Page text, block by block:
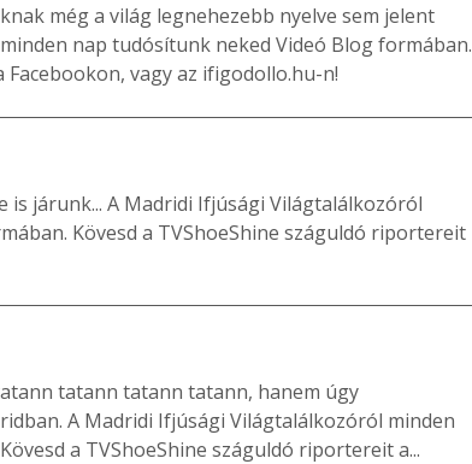
még a világ legnehezebb nyelve sem jelent
nap tudósítunk neked Videó Blog formában.
vagy az ifigodollo.hu-n!
is járunk... A Madridi Ifjúsági Világtalálkozóról
Kövesd a TVShoeShine száguldó riportereit
tatann tatann tatann, hanem úgy
A Madridi Ifjúsági Világtalálkozóról minden
a TVShoeShine száguldó riportereit a...